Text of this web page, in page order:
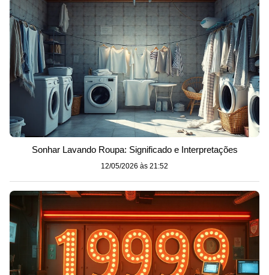
Sonhar Lavando Roupa: Significado e Interpretações
12/05/2026 às 21:52